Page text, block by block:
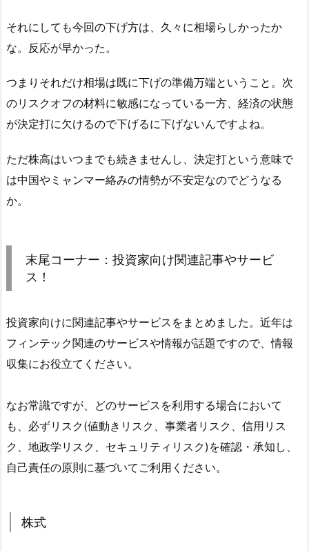
それにしても今回の下げ方は、久々に相場らしかったか
な。反応が早かった。
つまりそれだけ相場は既に下げの準備万端ということ。次
のリスクオフの材料に敏感になっている一方、経済の状態
が決定打に欠けるので下げるに下げないんですよね。
ただ株高はいつまでも続きませんし、決定打という意味で
は中国やミャンマー絡みの情勢が不安定なのでどうなる
か。
末尾コーナー：投資家向け関連記事やサービ
ス！
投資家向けに関連記事やサービスをまとめました。近年は
フィンテック関連のサービスや情報が話題ですので、情報
収集にお役立てください。
なお常識ですが、どのサービスを利用する場合において
も、必ずリスク(値動きリスク、事業者リスク、信用リス
ク、地政学リスク、セキュリティリスク)を確認・承知し、
自己責任の原則に基づいてご利用ください。
株式